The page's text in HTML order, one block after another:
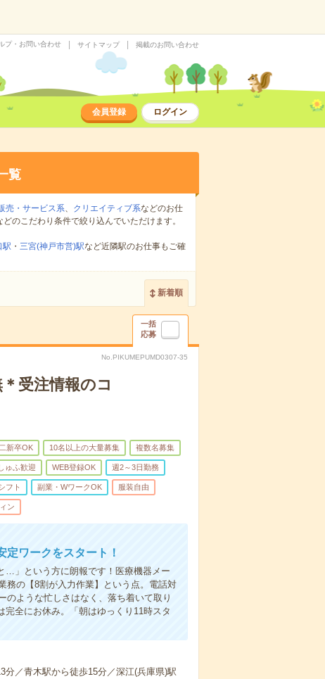
プ・お問い合わせ サイトマップ 掲載のお問い合わせ
会員登録 ログイン
覧
売・サービス系、 クリエイティブ系などのお仕
どのこだわり条件で絞り込んでいただけます。
駅 ・ 三宮(神戸市営)駅など近隣駅のお仕事もご確
新着順
一括
応募
No.PIKUMEPUMD0307-35
受注情報のコ
新卒OK 10名以上の大量募集 複数名募集
ゅふ歓迎 WEB登録OK 週2～3日勤務
フト 副業・WワークOK 服装自由
ン
ワークをスタート！
…」という方に朗報です！医療機器メー
務の【8割が入力作業】という点。電話対
のような忙しさはなく、落ち着いて取り
全にお休み。「朝はゆっくり11時スタ
／青木駅から徒歩15分／深江(兵庫県)駅